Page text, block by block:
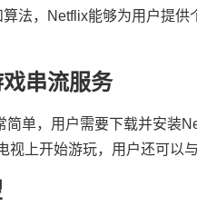
法，Netflix能够为用户提
串流服务
简单，用户需要下载并安装
视上开始游玩，用户还可以